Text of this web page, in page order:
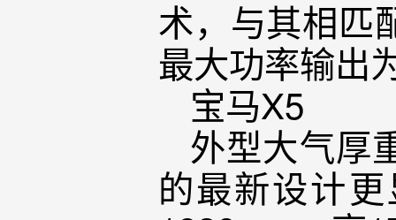
术，与其相匹
最大功率输出
宝马X5
外型大气厚
的最新设计